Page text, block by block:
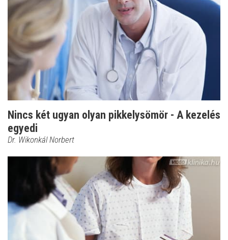
Nincs két ugyan olyan pikkelysömör - A kezelés
egyedi
Dr. Wikonkál Norbert